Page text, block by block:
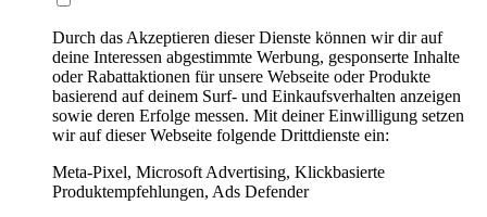
Durch das Akzeptieren dieser Dienste können wir dir auf
deine Interessen abgestimmte Werbung, gesponserte Inhalte
oder Rabattaktionen für unsere Webseite oder Produkte
basierend auf deinem Surf- und Einkaufsverhalten anzeigen
sowie deren Erfolge messen. Mit deiner Einwilligung setzen
wir auf dieser Webseite folgende Drittdienste ein:
Meta-Pixel, Microsoft Advertising, Klickbasierte
Produktempfehlungen, Ads Defender